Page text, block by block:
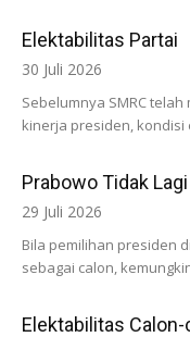
Elektabilitas Partai
30 Juli 2026
Sebelumnya SMRC
kinerja presiden, kondisi
Prabowo Tidak
29 Juli 2026
Bila pemilihan presiden
sebagai calon,
Elektabilitas